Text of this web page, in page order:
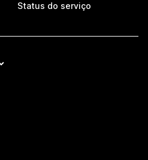
Status do serviço